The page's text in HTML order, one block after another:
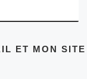
ET MON